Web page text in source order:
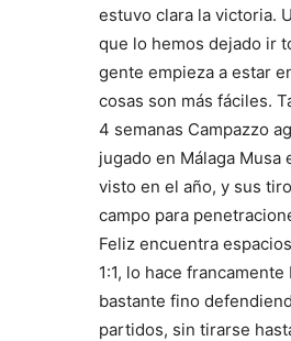
estuvo clara la victoria.
que lo hemos dejado ir
gente empieza a estar
cosas son más fáciles.
4 semanas Campazzo
jugado en Málaga Musa
visto en el año, y sus
campo para
Feliz encuentra
1:1, lo hace
bastante fino
partidos, sin tirarse